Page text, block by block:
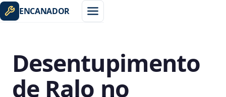
ENCANADOR
Desentupimento
de Ralo no